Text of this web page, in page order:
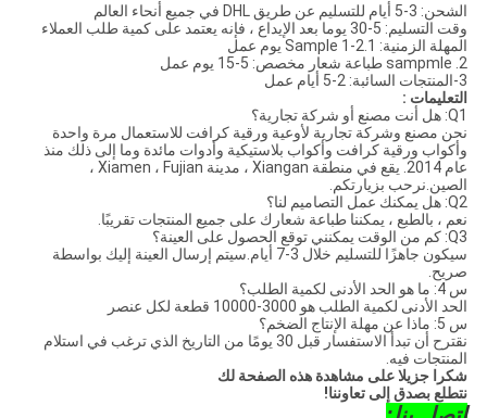
الشحن: 3-5 أيام للتسليم عن طريق DHL في جميع أنحاء العالم
وقت التسليم: 5-30 يوما بعد الإيداع ، فإنه يعتمد على كمية طلب العملاء
المهلة الزمنية: 1.Sample 1-2 يوم عمل
2. sampmle طباعة شعار مخصص: 5-15 يوم عمل
3-المنتجات السائبة: 2-5 أيام عمل
التعليمات :
Q1: هل أنت مصنع أو شركة تجارية؟
نحن مصنع وشركة تجارية لأوعية ورقية كرافت للاستعمال مرة واحدة
وأكواب ورقية كرافت وأكواب بلاستيكية وأدوات مائدة وما إلى ذلك منذ
عام 2014. يقع في منطقة Xiangan ، مدينة Xiamen ، Fujian ،
الصين.نرحب بزيارتكم.
Q2: هل يمكنك عمل التصاميم لنا؟
نعم ، بالطبع ، يمكننا طباعة شعارك على جميع المنتجات تقريبًا.
Q3: كم من الوقت يمكنني توقع الحصول على العينة؟
سيكون جاهزًا للتسليم خلال 3-7 أيام.سيتم إرسال العينة إليك بواسطة
صريح.
س 4: ما هو الحد الأدنى لكمية الطلب؟
الحد الأدنى لكمية الطلب هو 3000-10000 قطعة لكل عنصر
س 5: ماذا عن مهلة الإنتاج الضخم؟
نقترح أن تبدأ الاستفسار قبل 30 يومًا من التاريخ الذي ترغب في استلام
المنتجات فيه.
شكرا جزيلا على مشاهدة هذه الصفحة لك
نتطلع بصدق إلى تعاوننا!